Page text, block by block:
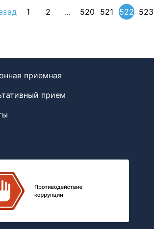
1 2 ... 520 521 522 523
приемная
прием